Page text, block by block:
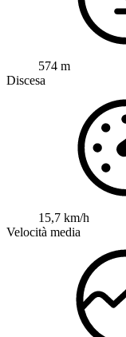
574 m
Discesa
15,7 km/h
Velocità media